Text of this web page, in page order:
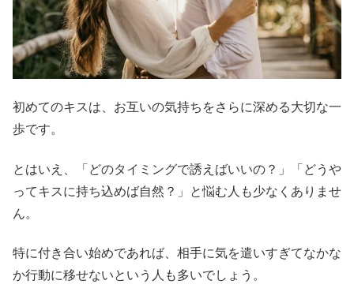
初めてのキスは、お互いの気持ちをさらに深める大切な一
歩です。
とはいえ、「どのタイミングで誘えばいいの？」「どうや
ってキスに持ち込めば自然？」と悩む人も少なくありませ
ん。
特に付き合い始めであれば、相手に気を遣いすぎてなかな
か行動に移せないという人も多いでしょう。